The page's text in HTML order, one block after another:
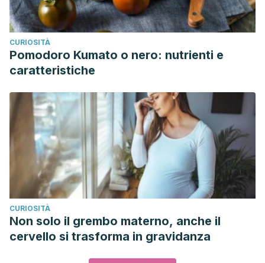
CURIOSITÀ
Pomodoro Kumato o nero: nutrienti e
caratteristiche
CURIOSITÀ
Non solo il grembo materno, anche il
cervello si trasforma in gravidanza